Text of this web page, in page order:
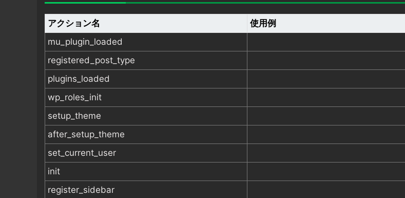
アクション名
使用例
mu_plugin_loaded
registered_post_type
plugins_loaded
wp_roles_init
setup_theme
after_setup_theme
set_current_user
init
register_sidebar